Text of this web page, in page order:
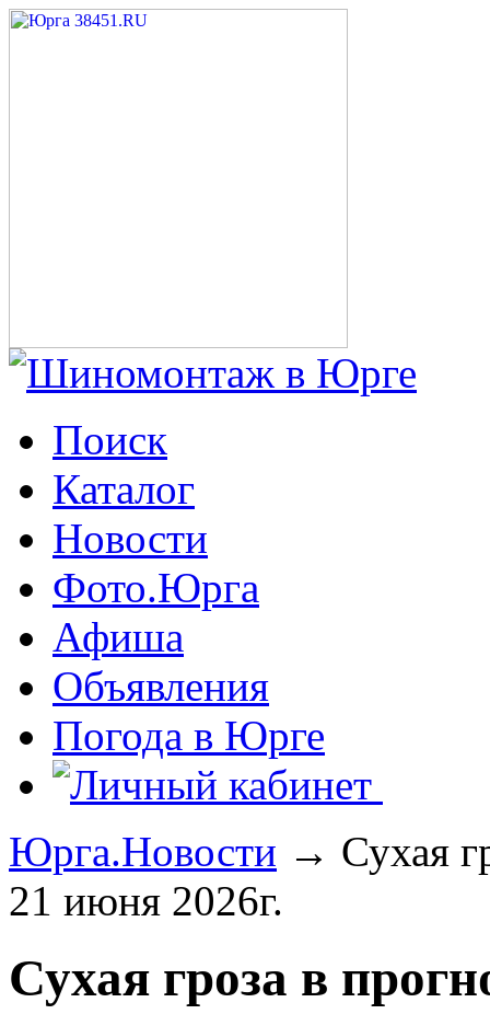
Поиск
Каталог
Новости
Фото.Юрга
Афиша
Объявления
Погода в Юрге
Юрга.Новости → Сухая
21 июня 2026г.
Сухая гроза в